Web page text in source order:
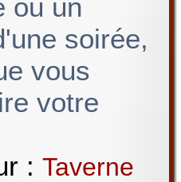
ou un
soirée,
vous
votre
: Taverne